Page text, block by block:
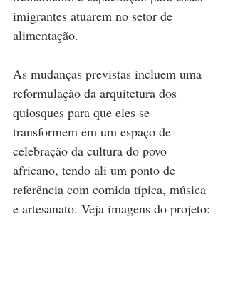
imigrantes atuarem no setor de
alimentação.
As mudanças previstas incluem uma
reformulação da arquitetura dos
quiosques para que eles se
transformem em um espaço de
celebração da cultura do povo
africano, tendo ali um ponto de
referência com comida típica, música
e artesanato. Veja imagens do projeto: